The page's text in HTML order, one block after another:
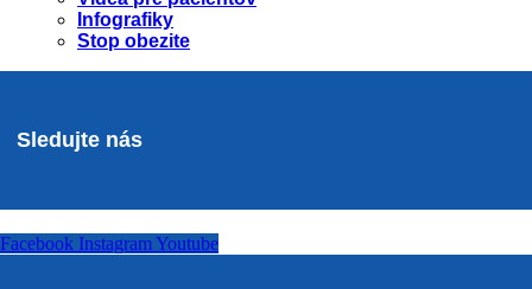
Infografiky
Stop obezite
Sledujte nás
Facebook Instagram Youtube